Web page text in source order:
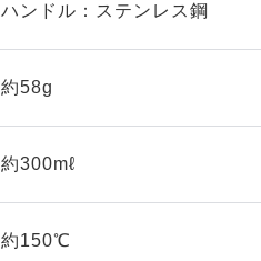
ハンドル：ステンレス鋼
約58g
約300mℓ
約150℃